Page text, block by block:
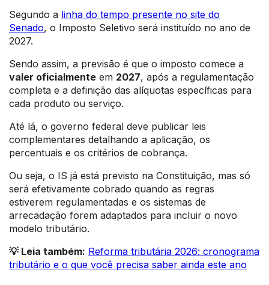
Segundo a linha do tempo presente no site do
Senado, o Imposto Seletivo será instituído no ano de
2027.
Sendo assim, a previsão é que o imposto comece a
valer oficialmente em 2027, após a regulamentação
completa e a definição das alíquotas específicas para
cada produto ou serviço.
Até lá, o governo federal deve publicar leis
complementares detalhando a aplicação, os
percentuais e os critérios de cobrança.
Ou seja, o IS já está previsto na Constituição, mas só
será efetivamente cobrado quando as regras
estiverem regulamentadas e os sistemas de
arrecadação forem adaptados para incluir o novo
modelo tributário.
💡 Leia também: Reforma tributária 2026: cronograma
tributário e o que você precisa saber ainda este ano